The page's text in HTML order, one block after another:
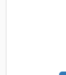
mm Cabina de
totales: 2700 x